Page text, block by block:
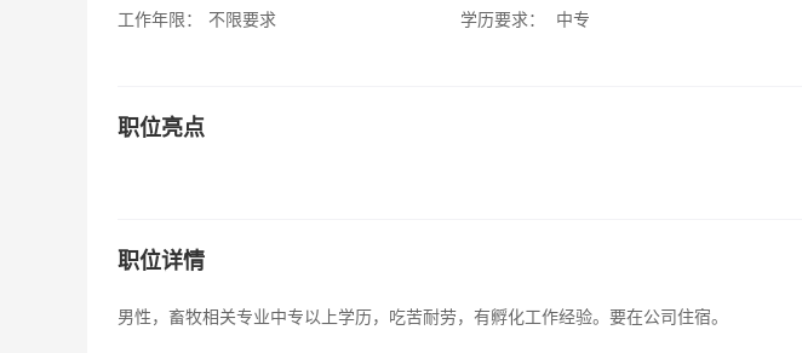
工作年限：
不限要求
学历要求：
中专
职位亮点
职位详情
男性，畜牧相关专业中专以上学历，吃苦耐劳，有孵化工作经验。要在公司住宿。